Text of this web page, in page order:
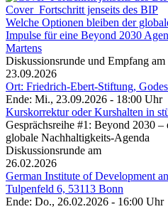
Cover_Fortschritt jenseits des BIP
Welche Optionen bleiben der
Impulse für eine Beyond 2030
Martens
Diskussionsrunde und Empfang am
23.09.2026
Ort: Friedrich-Ebert-Stiftung,
Ende: Mi., 23.09.2026 - 18:00 Uhr
Kurskorrektur oder Kurshalten in
Gesprächsreihe #1: Beyond 2030
globale Nachhaltigkeits-Agenda
Diskussionsrunde am
26.02.2026
German Institute of Development
Tulpenfeld 6, 53113 Bonn
Ende: Do., 26.02.2026 - 16:00 Uhr